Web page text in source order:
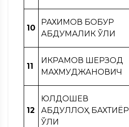
10
РАХИМОВ БОБУР
АБДУМАЛИК ЎҒЛИ
11
ИКРАМОВ ШЕРЗОД
МАХМУДЖАНОВИЧ
12
ЮЛДОШЕВ
АБДУЛЛОҲ БАХТИЁР
ЎҒЛИ